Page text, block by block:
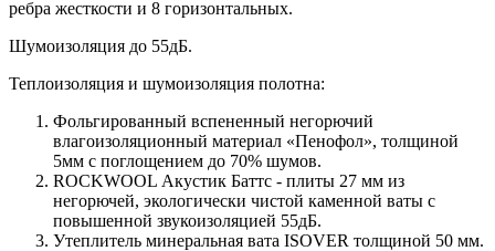
ребра жесткости и 8 горизонтальных.
Шумоизоляция до 55дБ.
Теплоизоляция и шумоизоляция полотна:
Фольгированный вспененный негорючий
влагоизоляционный материал «Пенофол», толщиной
5мм с поглощением до 70% шумов.
ROCKWOOL Акустик Баттс - плиты 27 мм из
негорючей, экологически чистой каменной ваты с
повышенной звукоизоляцией 55дБ.
Утеплитель минеральная вата ISOVER толщиной 50 мм.